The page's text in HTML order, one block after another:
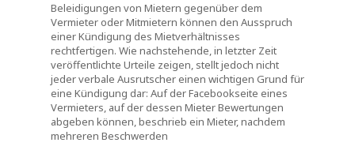
Beleidigungen von Mietern gegenüber dem
Vermieter oder Mitmietern können den Ausspruch
einer Kündigung des Mietverhältnisses
rechtfertigen. Wie nachstehende, in letzter Zeit
veröffentlichte Urteile zeigen, stellt jedoch nicht
jeder verbale Ausrutscher einen wichtigen Grund für
eine Kündigung dar: Auf der Facebookseite eines
Vermieters, auf der dessen Mieter Bewertungen
abgeben können, beschrieb ein Mieter, nachdem
mehreren Beschwerden